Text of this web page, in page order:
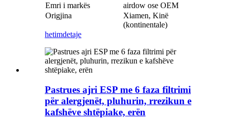
Emri i markës
airdow ose OEM
Origjina
Xiamen, Kinë
(kontinentale)
hetimdetaje
Pastrues ajri ESP me 6 faza filtrimi
për alergjenët, pluhurin, rrezikun e
kafshëve shtëpiake, erën